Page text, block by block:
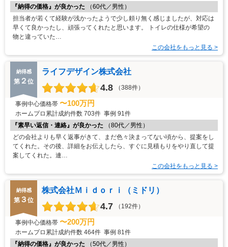
『納得の価格』が良かった
（60代／男性）
担当者が若くて経験が浅かったようで少し頼り無く感じましたが、対応は
早くて良かったし、頑張ってくれたと思います。 トイレの仕様が希望の
物と違っていた…
この会社をもっと見る >
納得感
第 ２ 位
ライフデザイン株式会社
4.8 （388件）
事例中心価格帯 〜100万円
ホームプロ累計成約件数 703件 事例 91件
『素早い返信・連絡』が良かった
（80代／男性）
どの会社よりも早く返事がきて、まだ色々決まってない頃から、提案をし
てくれた。その後、詳細をお伝えしたら、すぐに見積もりをやり直して提
案してくれた。連…
この会社をもっと見る >
納得感
第 ３ 位
株式会社Ｍｉｄｏｒｉ（ミドリ）
4.7 （192件）
事例中心価格帯 〜200万円
ホームプロ累計成約件数 464件 事例 81件
『納得の価格』が良かった
（50代／男性）